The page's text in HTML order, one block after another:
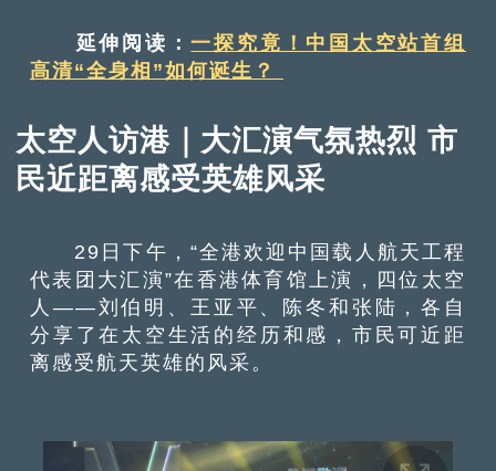
延伸阅读：一探究竟！中国太空站首组
高清“全身相”如何诞生？
太空人访港｜大汇演气氛热烈 市
民近距离感受英雄风采
29日下午，“全港欢迎中国载人航天工程
代表团大汇演”在香港体育馆上演，四位太空
人——刘伯明、王亚平、陈冬和张陆，各自
分享了在太空生活的经历和感，市民可近距
离感受航天英雄的风采。